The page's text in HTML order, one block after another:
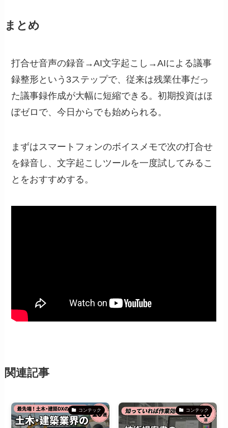
まとめ
打合せ音声の録音→AI文字起こし→AIによる議事
録整形という3ステップで、従来は残業仕事だっ
た議事録作成が大幅に短縮できる。初期投資はほ
ぼゼロで、今日からでも始められる。
まずはスマートフォンのボイスメモで次の打合せ
を録音し、文字起こしツールを一度試してみるこ
とをおすすめする。
関連記事
コンテック コンテック